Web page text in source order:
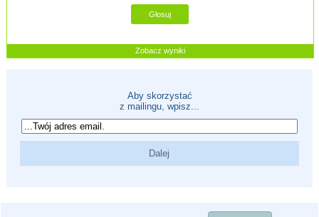
Zobacz wyniki
Aby skorzystać
z mailingu, wpisz...